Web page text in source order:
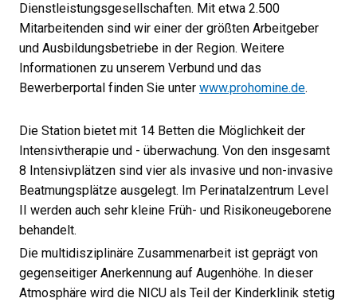
Dienstleistungsgesellschaften. Mit etwa 2.500
Mitarbeitenden sind wir einer der größten Arbeitgeber
und Ausbildungsbetriebe in der Region. Weitere
Informationen zu unserem Verbund und das
Bewerberportal finden Sie unter www.prohomine.de.
Die Station bietet mit 14 Betten die Möglichkeit der
Intensivtherapie und - überwachung. Von den insgesamt
8 Intensivplätzen sind vier als invasive und non-invasive
Beatmungsplätze ausgelegt. Im Perinatalzentrum Level
II werden auch sehr kleine Früh- und Risikoneugeborene
behandelt.
Die multidisziplinäre Zusammenarbeit ist geprägt von
gegenseitiger Anerkennung auf Augenhöhe. In dieser
Atmosphäre wird die NICU als Teil der Kinderklinik stetig